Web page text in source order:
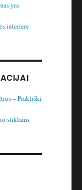
yra
interjere
– Praktiški
stiklams